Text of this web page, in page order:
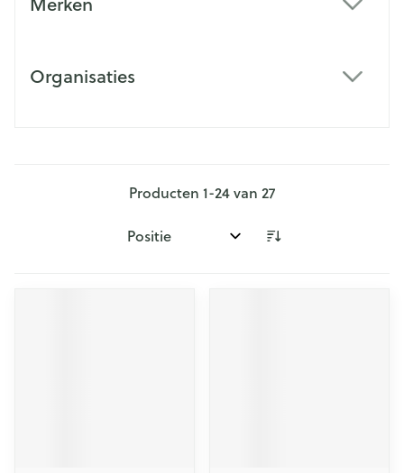
Organisaties
Producten 1-24van 27
Sorteer op: